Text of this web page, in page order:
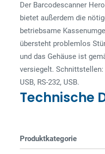
Der Barcodescanner
bietet außerdem die
betriebsame
übersteht problemlos
und das Gehäuse ist
versiegelt. Schnittstellen:
USB, RS-232, USB.
Technische
Produktkategorie